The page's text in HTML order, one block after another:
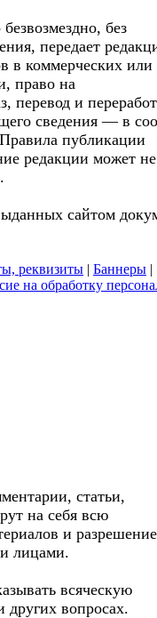
без
передает
в коммерческих или
право на
перевод и
сведения — в
публикации
редакции может не
сайтом
реквизиты | Баннеры |
на обработку
статьи,
на себя всю
и разрешение
лицами.
всяческую
других вопросах.